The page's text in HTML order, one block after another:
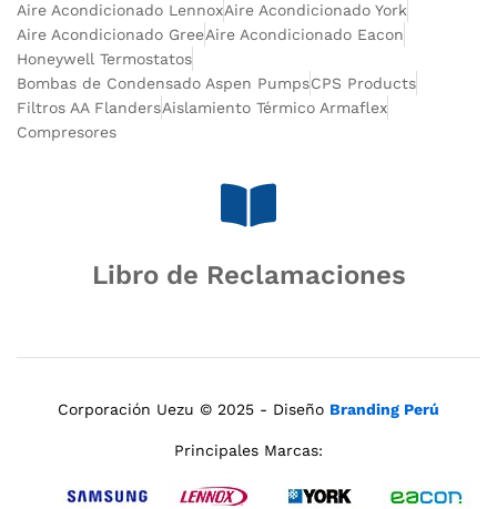
Aire Acondicionado LennoxAire Acondicionado York
Aire Acondicionado GreeAire Acondicionado Eacon
Honeywell Termostatos
Bombas de Condensado Aspen PumpsCPS Products
Filtros AA FlandersAislamiento Térmico Armaflex
Compresores
Libro de Reclamaciones
Corporación Uezu © 2025 - Diseño Branding Perú
Principales Marcas: